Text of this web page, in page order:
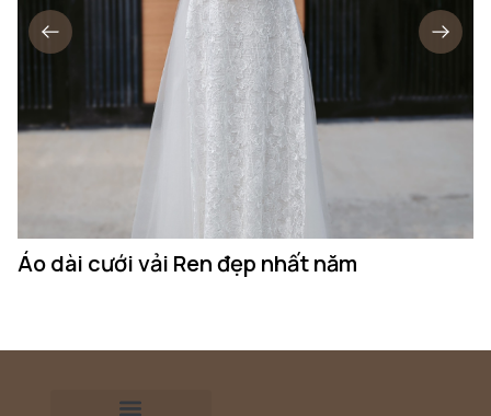
Áo dài cưới vải Ren đẹp nhất năm